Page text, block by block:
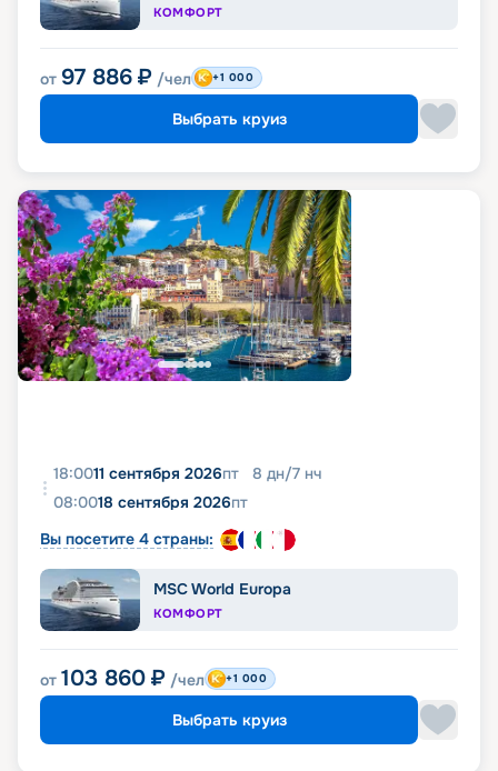
КОМФОРТ
от 97 886 ₽ /чел +1 000
Выбрать круиз
18:0011 сентября 2026пт 8 дн/7 нч
08:0018 сентября 2026пт
Вы посетите 4 страны:
MSC World Europa
КОМФОРТ
от 103 860 ₽ /чел +1 000
Выбрать круиз